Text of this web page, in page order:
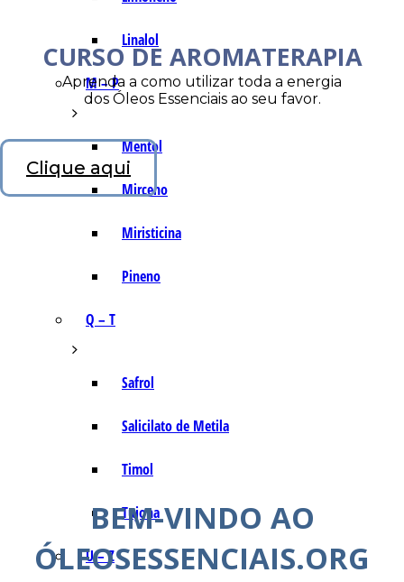
Linalol
M – P
Mentol
Mirceno
Miristicina
Pineno
Q – T
Safrol
Salicilato de Metila
Timol
Tujona
U – Z
CURSO DE AROMATERAPIA
Aprenda a como utilizar toda a energia
dos Óleos Essenciais ao seu favor.
Clique aqui
BEM-VINDO AO
ÓLEOSESSENCIAIS.ORG